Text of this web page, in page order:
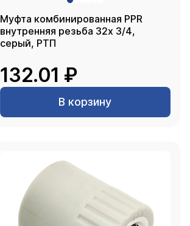
Муфта комбинированная PPR
внутренняя резьба 32х 3/4,
серый, РТП
132.01 ₽
В корзину